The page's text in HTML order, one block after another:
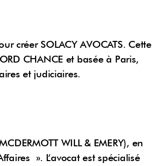
créer SOLACY AVOCATS. Cette
CHANCE et basée à Paris,
et judiciaires.
WILL & EMERY), en
». L’avocat est spécialisé